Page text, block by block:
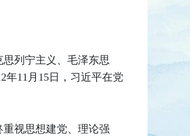
列宁主义、毛泽东思
11月15日，习近平在党
视思想建党、理论强